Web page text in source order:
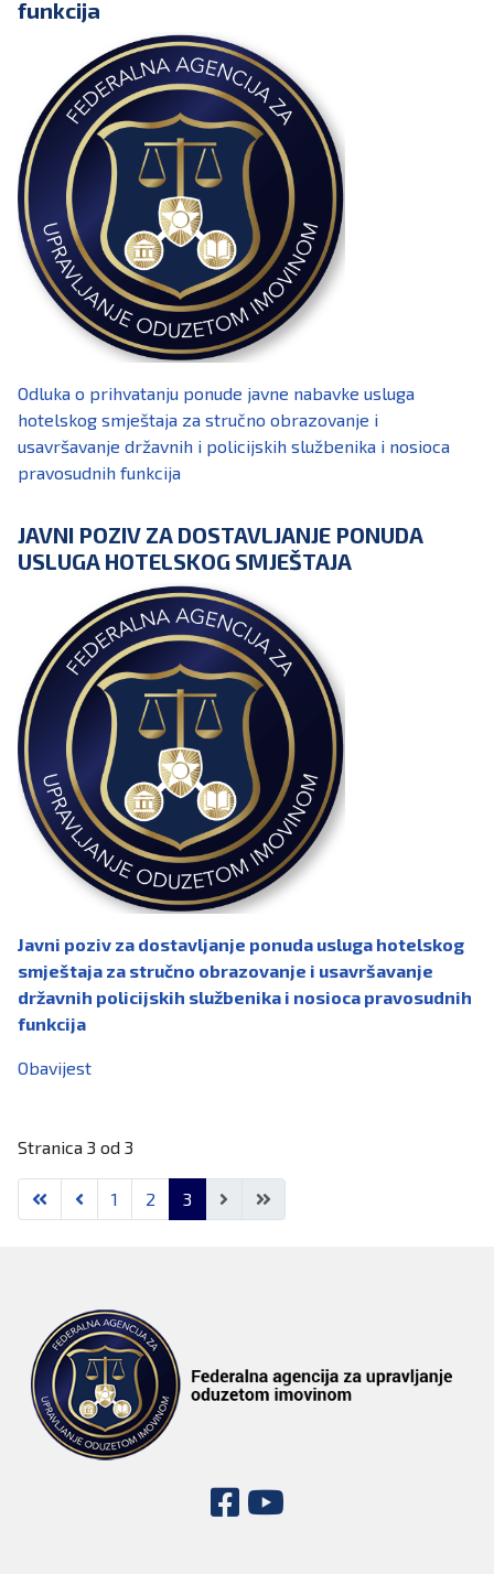
funkcija
Odluka o prihvatanju ponude javne nabavke usluga
hotelskog smještaja za stručno obrazovanje i
usavršavanje državnih i policijskih službenika i nosioca
pravosudnih funkcija
JAVNI POZIV ZA DOSTAVLJANJE PONUDA
USLUGA HOTELSKOG SMJEŠTAJA
Javni poziv za dostavljanje ponuda usluga hotelskog
smještaja za stručno obrazovanje i usavršavanje
državnih policijskih službenika i nosioca pravosudnih
funkcija
Obavijest
Stranica 3 od 3
1 2 3